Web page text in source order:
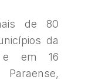
de 80
da
e em 16